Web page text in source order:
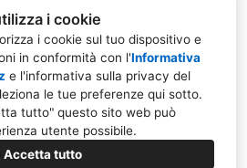
i cookie
i cookie sul tuo dispositivo e
in conformità con l'Informativa
e l'informativa sulla privacy del
le tue preferenze qui sotto.
tutto" questo sito web può
utente possibile.
Accetta tutto